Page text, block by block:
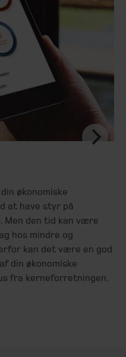
økonomiske
at have styr på
Men den tid kan være
hos mindre og
kan det være en god
din økonomiske
fra kerneforretningen.